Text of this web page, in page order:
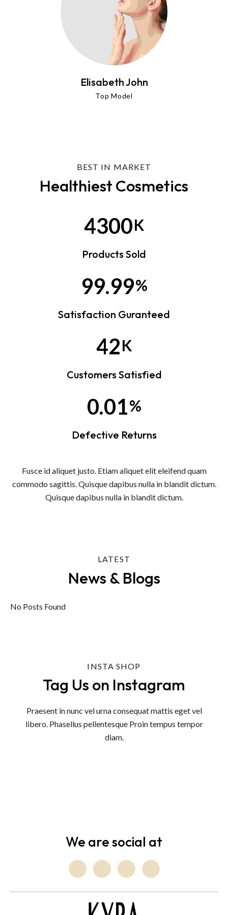
Abigale
Elisabeth John
Top Model
Barbara Palvin
BEST IN MARKET
Healthiest Cosmetics
4300K
Products Sold
99.99%
Satisfaction Guranteed
42K
Customers Satisfied
0.01%
Defective Returns
Fusce id aliquet justo. Etiam aliquet elit eleifend quam
commodo sagittis. Quisque dapibus nulla in blandit dictum.
Quisque dapibus nulla in blandit dictum.
LATEST
News & Blogs
No Posts Found
INSTA SHOP
Tag Us on Instagram
Praesent in nunc vel urna consequat mattis eget vel
libero. Phasellus pellentesque Proin tempus tempor
diam.
We are social at